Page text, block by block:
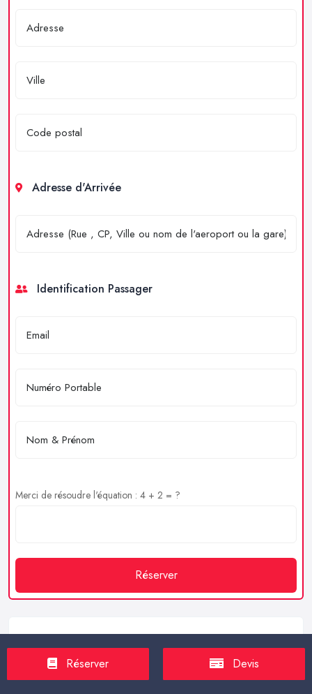
Adresse d'Arrivée
Identification Passager
Merci de résoudre l'équation : 4 + 2 = ?
Réserver
Service client
https://proxilive.fr
Réserver Devis